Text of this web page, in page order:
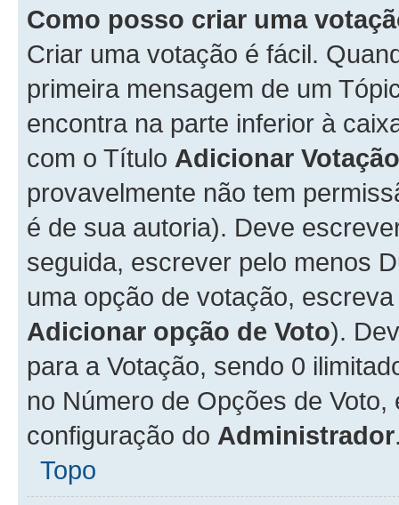
Como posso criar uma
Criar uma votação é fácil.
primeira mensagem de um
encontra na parte inferior à
com o Título Adicionar Votação
provavelmente não tem
é de sua autoria). Deve
seguida, escrever pelo menos
uma opção de votação,
Adicionar opção de Voto).
para a Votação, sendo 0
no Número de Opções de
configuração do Administrador
Topo